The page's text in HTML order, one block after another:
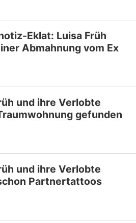
Eklat: Luisa Früh
Abmahnung vom Ex
und ihre Verlobte
gefunden
und ihre Verlobte
Partnertattoos